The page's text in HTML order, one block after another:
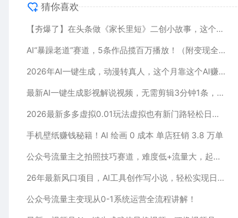
猜你喜欢
【夯爆了】在头条做《家长里短》二创小故事，这个月收益2w+
AI“暴躁老道”赛道，5条作品揽百万播放！（附变现全攻略）
2026年AI一键生成，动漫转真人，这个月靠这个AI赚了2W+
最新AI一键生成影视解说视频，无需剪辑3分钟1条，条条爆款，多平台变现日入2000+
2026最新多多虚拟0.01玩法虚拟也有新门路轻松日入2500!
手机壁纸赚钱秘籍！AI 绘画 0 成本 单店狂销 3.8 万单
公众号流量主之拍照技巧赛道，难度低+流量大，起号第一篇就爆了10w阅读！
26年最新风口项目，AI工具创作写小说，轻松实现日入1000+
公众号流量主变现从0-1系统运营全流程讲解！